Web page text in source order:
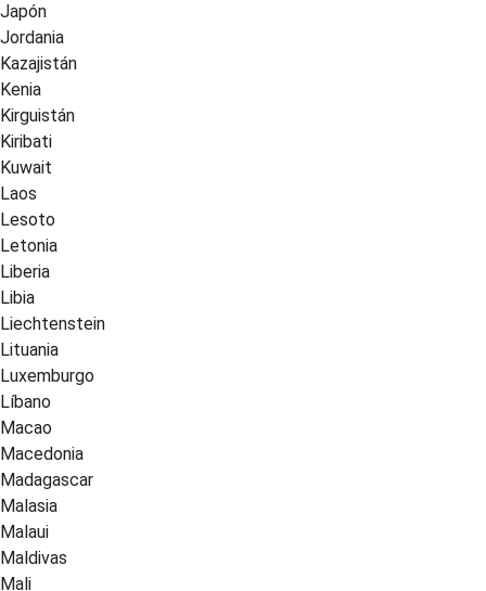
Japón
Jordania
Kazajistán
Kenia
Kirguistán
Kiribati
Kuwait
Laos
Lesoto
Letonia
Liberia
Libia
Liechtenstein
Lituania
Luxemburgo
Líbano
Macao
Macedonia
Madagascar
Malasia
Malaui
Maldivas
Mali